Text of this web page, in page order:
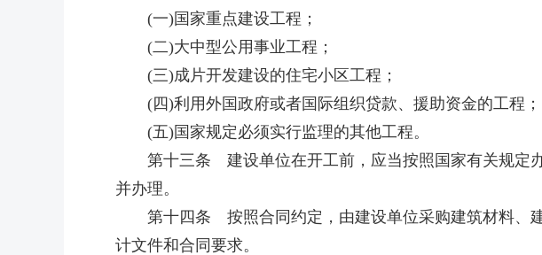
(一)国家重点建设工程；
(二)大中型公用事业工程；
(三)成片开发建设的住宅小区工程；
(四)利用外国政府或者国际组织贷款、援助资金的工程；
(五)国家规定必须实行监理的其他工程。
第十三条 建设单位在开工前，应当按照国家有关规定办
并办理。
第十四条 按照合同约定，由建设单位采购建筑材料、建
计文件和合同要求。